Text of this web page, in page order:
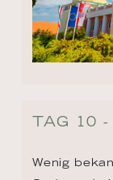
TAG 10
Wenig